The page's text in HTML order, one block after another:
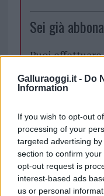
Galluraoggi.it - Do
Information
If you wish to opt-out
processing of your
targeted advertising
section to confirm
opt-out request is
interest-based ads
us or personal
Sei già
Puoi effettuare
cliccandoqui
TEMI: Reddito Di